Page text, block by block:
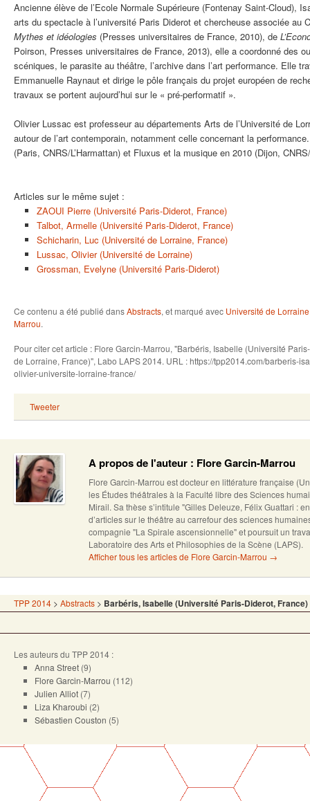
Ancienne élève de l’Ecole Normale Supérieure (Fontenay Saint-Cloud),
arts du spectacle à l’université Paris Diderot et chercheuse associée au
Mythes et idéologies (Presses universitaires de France, 2010), de
Poirson, Presses universitaires de France, 2013), elle a coordonné des
scéniques, le parasite au théâtre, l’archive dans l’art performance. Elle
Emmanuelle Raynaut et dirige le pôle français du projet européen de
travaux se portent aujourd’hui sur le « pré-performatif ».
Olivier Lussac est professeur au départements Arts de l’Université de
autour de l’art contemporain, notamment celle concernant la
(Paris, CNRS/L’Harmattan) et Fluxus et la musique en 2010 (Dijon,
Articles sur le même sujet :
ZAOUI Pierre (Université Paris-Diderot, France)
Talbot, Armelle (Université Paris-Diderot, France)
Schicharin, Luc (Université de Lorraine, France)
Lussac, Olivier (Université de Lorraine)
Grossman, Evelyne (Université Paris-Diderot)
Ce contenu a été publié dansAbstracts, et marqué avec Université de Lorraine
Marrou.
Pour citer cet article : Flore Garcin-Marrou, "Barbéris, Isabelle (Université
de Lorraine, France)", Labo LAPS 2014. URL : https://tpp2014.com/barberis-
olivier-universite-lorraine-france/
Tweeter
A propos de l'auteur : Flore Garcin-Marrou
Flore Garcin-Marrou est docteur en littérature française
les Études théâtrales à la Faculté libre des Sciences
Mirail. Sa thèse s’intitule "Gilles Deleuze, Félix Guattari :
d’articles sur le théâtre au carrefour des sciences
compagnie "La Spirale ascensionnelle" et poursuit un
Laboratoire des Arts et Philosophies de la Scène (LAPS).
Afficher tous les articles de Flore Garcin-Marrou →
TPP 2014 > Abstracts > Barbéris, Isabelle (Université Paris-Diderot,
Les auteurs du TPP 2014 :
Anna Street (9)
Flore Garcin-Marrou (112)
Julien Alliot (7)
Liza Kharoubi (2)
Sébastien Couston (5)